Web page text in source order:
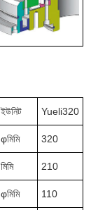
ইউনিট Yueli320
φমিমি 320
মিমি 210
φমিমি 110